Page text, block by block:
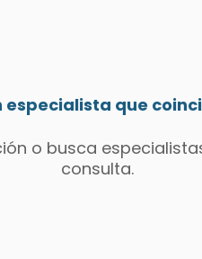
especialista que
o busca
consulta.